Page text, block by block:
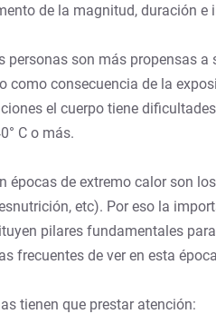
de la magnitud, duración
personas son más propensas
como consecuencia de la
el cuerpo tiene
C o más.
épocas de extremo calor son
etc). Por eso la
pilares fundamentales
frecuentes de ver en esta
tienen que prestar atención: